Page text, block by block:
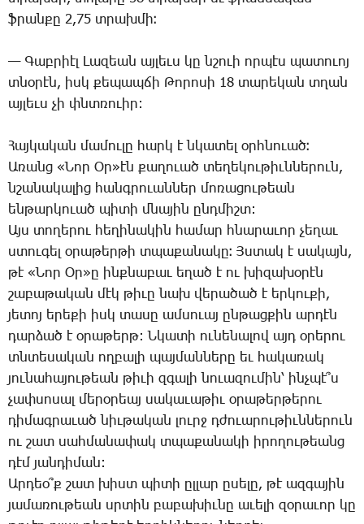
ֆրան­քը 2,75 տրախ­մի։
— ­Գաբ­րիէլ ­Լա­զեան այ­լեւս կը նշո­ւի որ­պէս պա­տո­ւոյ
տնօ­րէն, իսկ քե­պապ­ճի ­Թո­րո­սի 18 տա­րե­կան տղան
այ­լեւս չի փնտռո­ւիր:
Հայ­կա­կան մա­մու­լը հարկ է նկա­տել օրհ­նո­ւած։
Ա­ռանց «­Նոր Օր»էն քա­ղո­ւած տե­ղե­կու­թիւն­նե­րուն,
նշա­նա­կա­լից հանգ­րո­ւան­ներ մո­ռա­ցու­թեան
են­թար­կո­ւած պի­տի մնա­յին ընդ­միշտ:
Այս տո­ղե­րու հե­ղի­նա­կին հա­մար հնա­րա­ւոր չե­ղաւ
ստու­գել օ­րա­թեր­թի տպա­քա­նա­կը։ Յս­տակ է սա­կայն,
թէ «­Նոր Օր»ը ինք­նա­բաւ ե­ղած է ու խի­զա­խօ­րէն
շա­բա­թա­կան մէկ թի­ւը նախ վե­րա­ծած է եր­կու­քի,
յե­տոյ ե­րե­քի իսկ տա­սը ամ­սո­ւայ ըն­թաց­քին ար­դէն
դար­ձած է օ­րա­թերթ: Ն­կա­տի ու­նե­նա­լով այդ օ­րե­րու
տնտե­սա­կան ող­բա­լի պայ­ման­նե­րը եւ հա­կա­ռակ
յու­նա­հա­յու­թեան թի­ւի զգա­լի նո­ւա­զու­մին՝ ինչ­պէ՞ս
չափ­սո­սալ մե­րօ­րեայ սա­կա­ւա­թիւ օ­րա­թեր­թե­րու
դի­մագ­րա­ւած նիւ­թա­կան լուրջ դժո­ւա­րու­թիւն­նե­րուն
ու շատ սահ­մա­նա­փակ տպա­քա­նա­կի ի­րո­ղու­թեանց
դէմ յան­դի­ման:
Ար­դեօ՞ք շատ խիստ պի­տի ըլ­լար ը­սե­լը, թէ ազ­գա­յին
յա­մա­ռու­թեան սրտին բա­բա­խիւ­նը ա­ւե­լի զօ­րա­ւոր կը